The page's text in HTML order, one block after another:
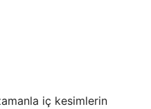
iç kesimlerin